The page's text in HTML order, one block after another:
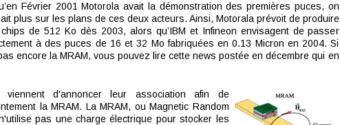
Février 2001 Motorola avait la démonstration des premières puces, on
plus sur les plans de ces deux acteurs. Ainsi, Motorala prévoit de produire
de 512 Ko dès 2003, alors qu’IBM et Infineon envisagent de passer
à des puces de 16 et 32 Mo fabriquées en 0.13 Micron en 2004. Si
encore la MRAM, vous pouvez lire cette news postée en décembre qui en
viennent d'annoncer leur association afin de
la MRAM. La MRAM, ou Magnetic Random
pas une charge électrique pour stocker les